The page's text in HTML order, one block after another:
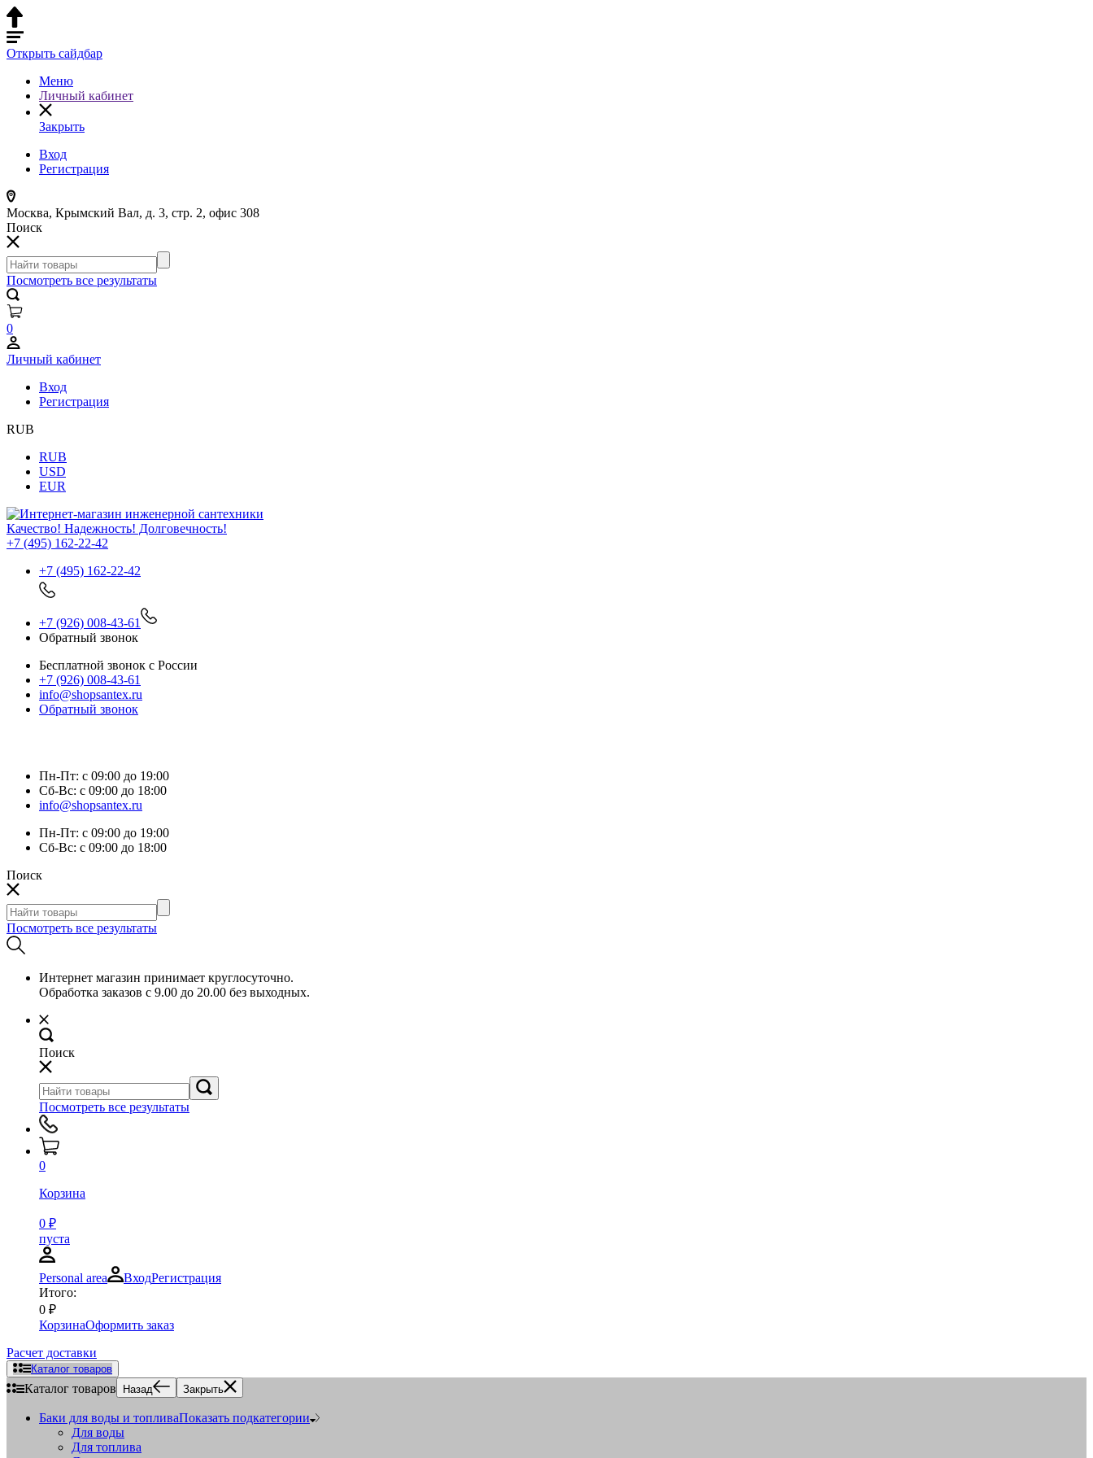
Открыть сайдбар
Меню
Личный кабинет
Закрыть
Вход
Регистрация
Москва, Крымский Вал, д. 3, стр. 2, офис 308
Поиск
Посмотреть все результаты
0
Личный кабинет
Вход
Регистрация
RUB
RUB
USD
EUR
Качество! Надежность! Долговечность!
+7 (495) 162-22-42
+7 (495) 162-22-42
+7 (926) 008-43-61
Обратный звонок
Бесплатной звонок с России
+7 (926) 008-43-61
info@shopsantex.ru
Обратный звонок
Пн-Пт: с 09:00 до 19:00
Сб-Вс: с 09:00 до 18:00
info@shopsantex.ru
Пн-Пт: с 09:00 до 19:00
Сб-Вс: с 09:00 до 18:00
Поиск
Посмотреть все результаты
Интернет магазин принимает круглосуточно.
Обработка заказов с 9.00 до 20.00 без выходных.
Поиск
Посмотреть все результаты
0
Корзина
0 ₽
пуста
Personal area ВходРегистрация
Итого:
0 ₽
КорзинаОформить заказ
Расчет доставки
Каталог товаров
Каталог товаров Назад Закрыть
Баки для воды и топливаПоказать подкатегории
Для воды
Для топлива